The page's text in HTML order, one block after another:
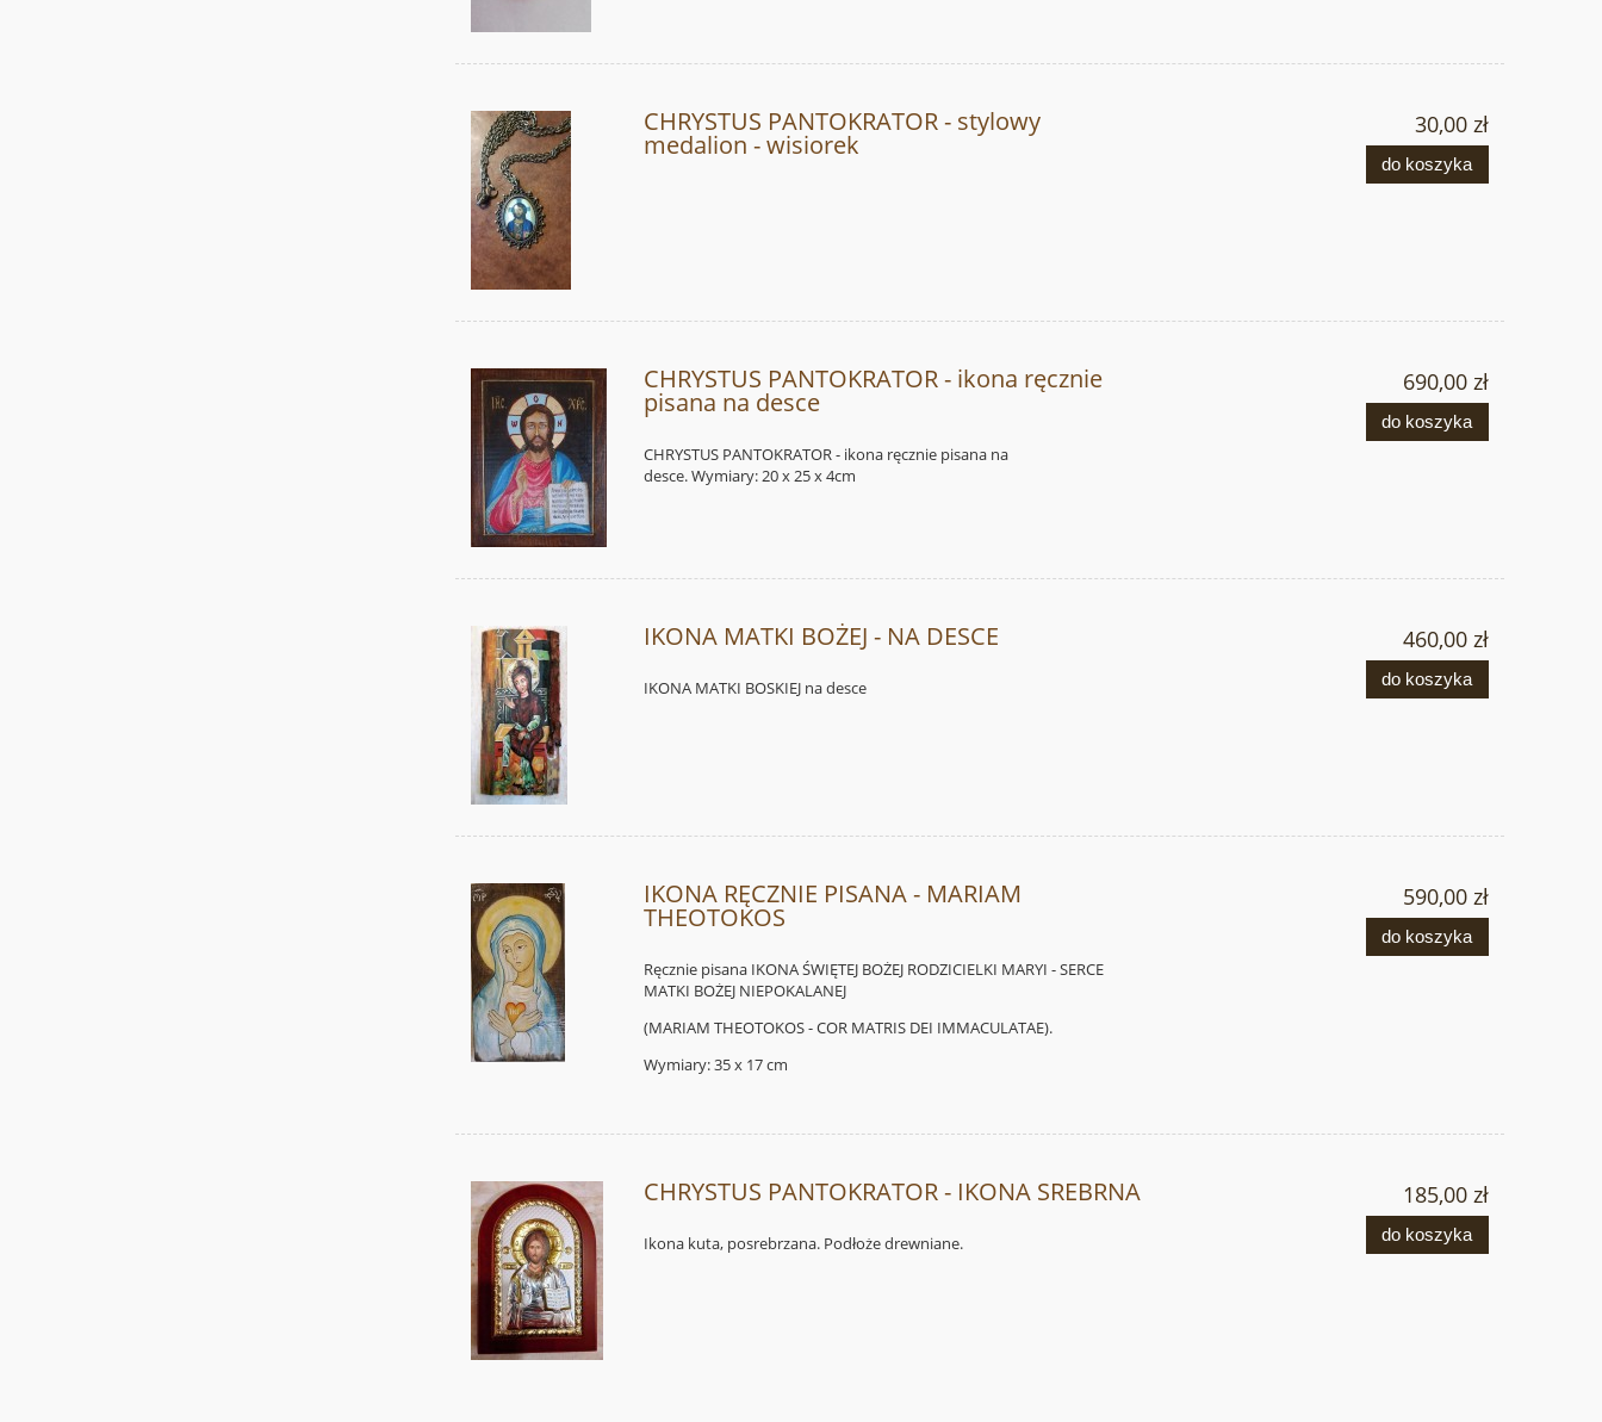
CHRYSTUS PANTOKRATOR - stylowy
medalion - wisiorek
30,00 zł
do koszyka
CHRYSTUS PANTOKRATOR - ikona ręcznie
pisana na desce
CHRYSTUS PANTOKRATOR - ikona ręcznie pisana na
desce. Wymiary: 20 x 25 x 4cm
690,00 zł
do koszyka
IKONA MATKI BOŻEJ - NA DESCE
IKONA MATKI BOSKIEJ na desce
460,00 zł
do koszyka
IKONA RĘCZNIE PISANA - MARIAM
THEOTOKOS
Ręcznie pisana IKONA ŚWIĘTEJ BOŻEJ RODZICIELKI MARYI - SERCE
MATKI BOŻEJ NIEPOKALANEJ
(MARIAM THEOTOKOS - COR MATRIS DEI IMMACULATAE).
Wymiary: 35 x 17 cm
590,00 zł
do koszyka
CHRYSTUS PANTOKRATOR - IKONA SREBRNA
Ikona kuta, posrebrzana. Podłoże drewniane.
185,00 zł
do koszyka